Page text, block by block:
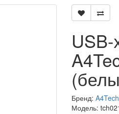
USB-
Бренд:A4Tech
Модель: